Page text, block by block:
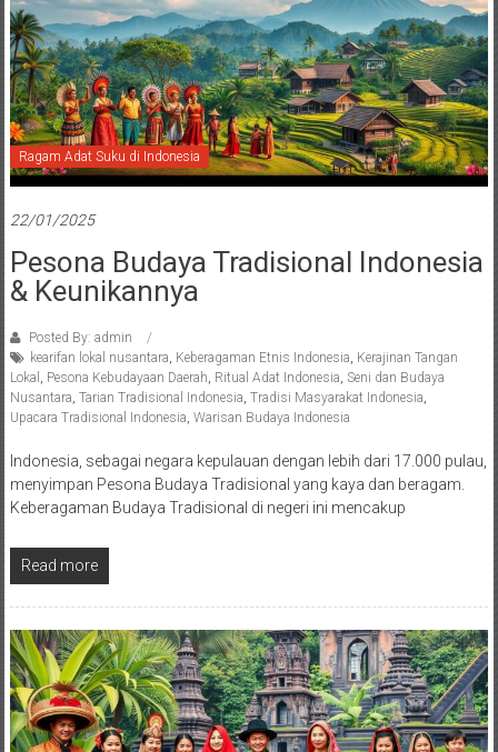
Ragam Adat Suku di Indonesia
22/01/2025
Pesona Budaya Tradisional Indonesia
& Keunikannya
Posted By: admin
kearifan lokal nusantara Keberagaman Etnis Indonesia Kerajinan Tangan
Lokal
Pesona Kebudayaan Daerah Ritual Adat Indonesia Seni dan Budaya
Nusantara Tarian Tradisional Indonesia Tradisi Masyarakat Indonesia
Upacara Tradisional Indonesia Warisan Budaya Indonesia
Indonesia, sebagai negara kepulauan dengan lebih dari 17.000 pulau,
menyimpan Pesona Budaya Tradisional yang kaya dan beragam.
Keberagaman Budaya Tradisional di negeri ini mencakup
Read more